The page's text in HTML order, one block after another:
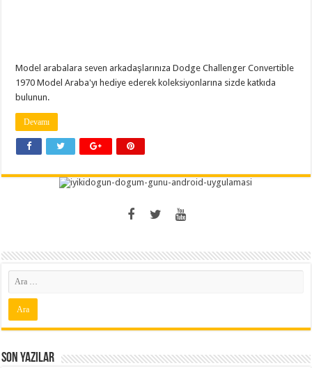
Model arabalara seven arkadaşlarınıza Dodge Challenger Convertible
1970 Model Araba'yı hediye ederek koleksiyonlarına sizde katkıda
bulunun.
Devamı
Son Yazılar